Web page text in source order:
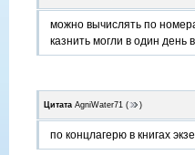
можно вычислять по
казнить могли в один день
Цитата AgniWater71 ( )
по концлагерю в книгах